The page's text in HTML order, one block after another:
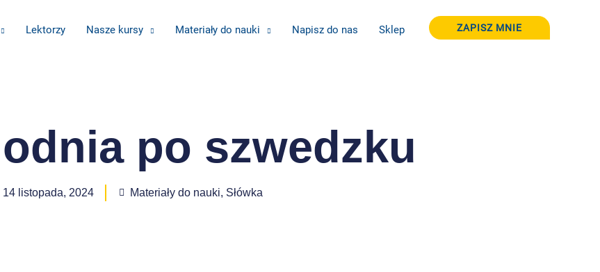
Lektorzy Nasze kursy Materiały do nauki Napisz do nas Sklep ZAPISZ MNIE
po szwedzku
14 listopada, 2024 Materiały do nauki, Słówka